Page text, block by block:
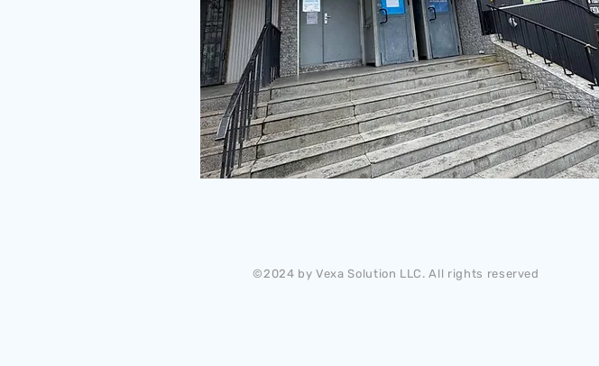
©2024 by Vexa Solution LLC. All rights reserved